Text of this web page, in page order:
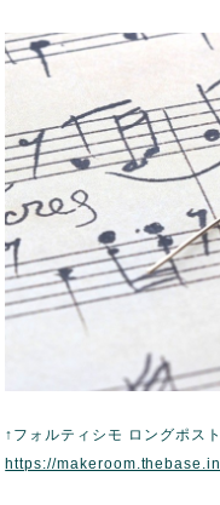
↑フォルティシモ ロングポス
https://